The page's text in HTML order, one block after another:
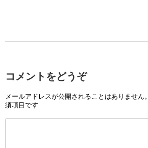
コメントをどうぞ
メールアドレスが公開されることはありません。
須項目です